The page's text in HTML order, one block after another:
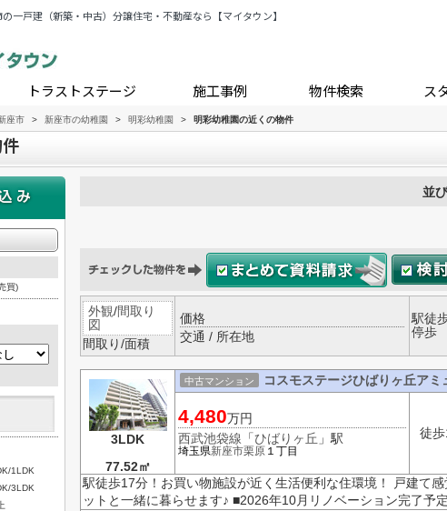
一戸建（新築・中古）分譲住宅・不動産なら【マイタウン】
トラストステージ 施工事例 物件検索 ス
座市 > 新座市の幼稚園 > 明彩幼稚園 > 明彩幼稚園の近くの物件
並
外観/間取り
図
間取り/面積
価格
交通 / 所在地
駅徒
停歩
3LDK
77.52㎡
中古マンション コスモステージひばりヶ丘ア
4,480万円
西武池袋線 「ひばりヶ丘 」駅
埼玉県新座市栗原 １丁目
徒
駅徒歩17分！お買い物施設が近く生活便利な住環境！ 戸建て
ットと一緒に暮らせます♪ ■2026年10月リノベーション完了予
買)
1LDK
3LDK